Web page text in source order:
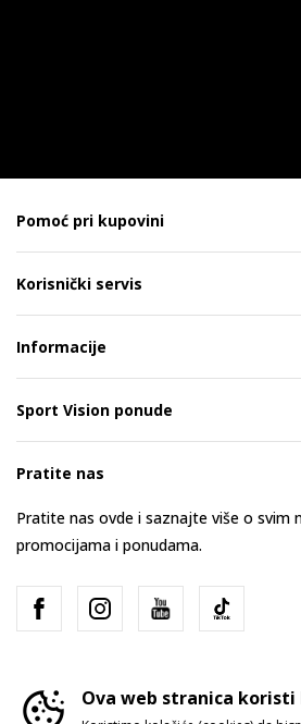
Pomoć pri kupovini
Korisnički servis
Informacije
Sport Vision ponude
Pratite nas
Pratite nas ovde i saznajte više o svim
promocijama i ponudama.
Ova web stranica koristi